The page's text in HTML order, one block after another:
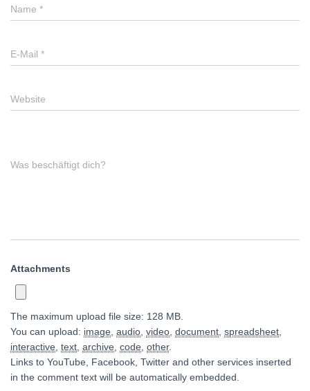
Name *
E-Mail *
Website
Was beschäftigt dich?
Attachments
The maximum upload file size: 128 MB.
You can upload: image audio video document spreadsheet
interactive text archive code other.
Links to YouTube, Facebook, Twitter and other services inserted
in the comment text will be automatically embedded.